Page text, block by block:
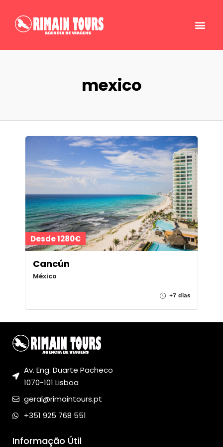
mexico
Desde 1280€
Cancún
México
+7 dias
Av. Eng. Duarte Pacheco
1070-101 Lisboa
geral@rimaintours.pt
+351 925 768 551
Informação Útil